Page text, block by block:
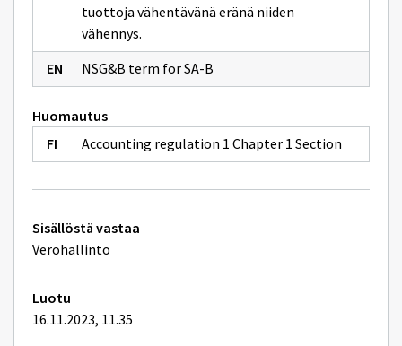
tuottoja vähentävänä eränä niiden
vähennys.
NSG&B term for SA-B
Huomautus
Accounting regulation 1 Chapter 1 Section
Tekniset
lisätiedot
Sisällöstä vastaa
Verohallinto
Luotu
16.11.2023, 11.35